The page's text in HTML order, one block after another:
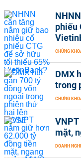
phiếu
CHỨNG
DMX
trong
CHỨNG
mặt,
DOANH